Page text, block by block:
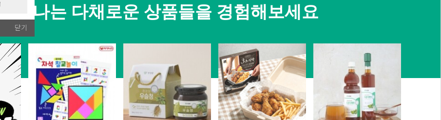
닫기
만나는 다채로운 상품들을 경험해보세요